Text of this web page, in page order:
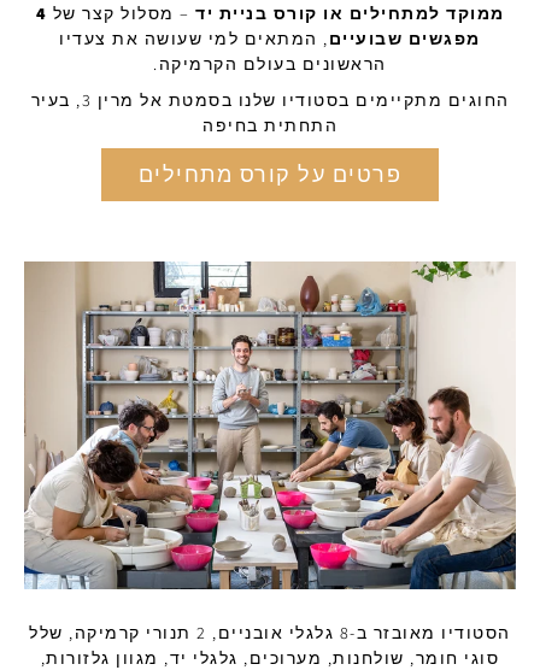
ממוקד למתחילים או קורס בניית יד – מסלול קצר של 4
מפגשים שבועיים, המתאים למי שעושה את צעדיו
הראשונים בעולם הקרמיקה.
החוגים מתקיימים בסטודיו שלנו בסמטת אל מרין 3, בעיר
התחתית בחיפה
פרטים על קורס מתחילים
הסטודיו מאובזר ב-8 גלגלי אובניים, 2 תנורי קרמיקה, שלל
סוגי חומר, שולחנות, מערוכים, גלגלי יד, מגוון גלזורות,